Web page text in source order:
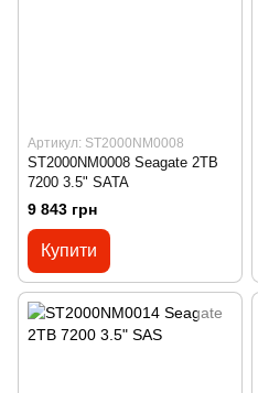
Артикул: ST2000NM0008
ST2000NM0008 Seagate 2TB
7200 3.5" SATA
9 843 грн
Купити